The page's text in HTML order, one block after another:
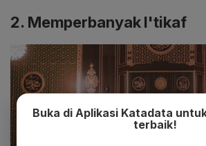
2. Memperbanyak I'tikaf
Buka di Aplikasi Katadata
terbaik!